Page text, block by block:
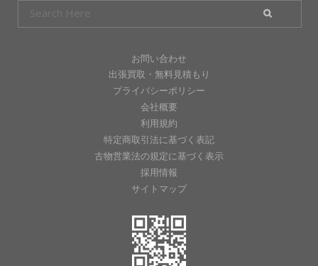
お問い合わせ
出張買取・無料見積もり
プライバシーポリシー
会社概要
利用規約
特定商取引法に基づく表記
古物営業法の規定に基づく表示
採用情報
サイトマップ